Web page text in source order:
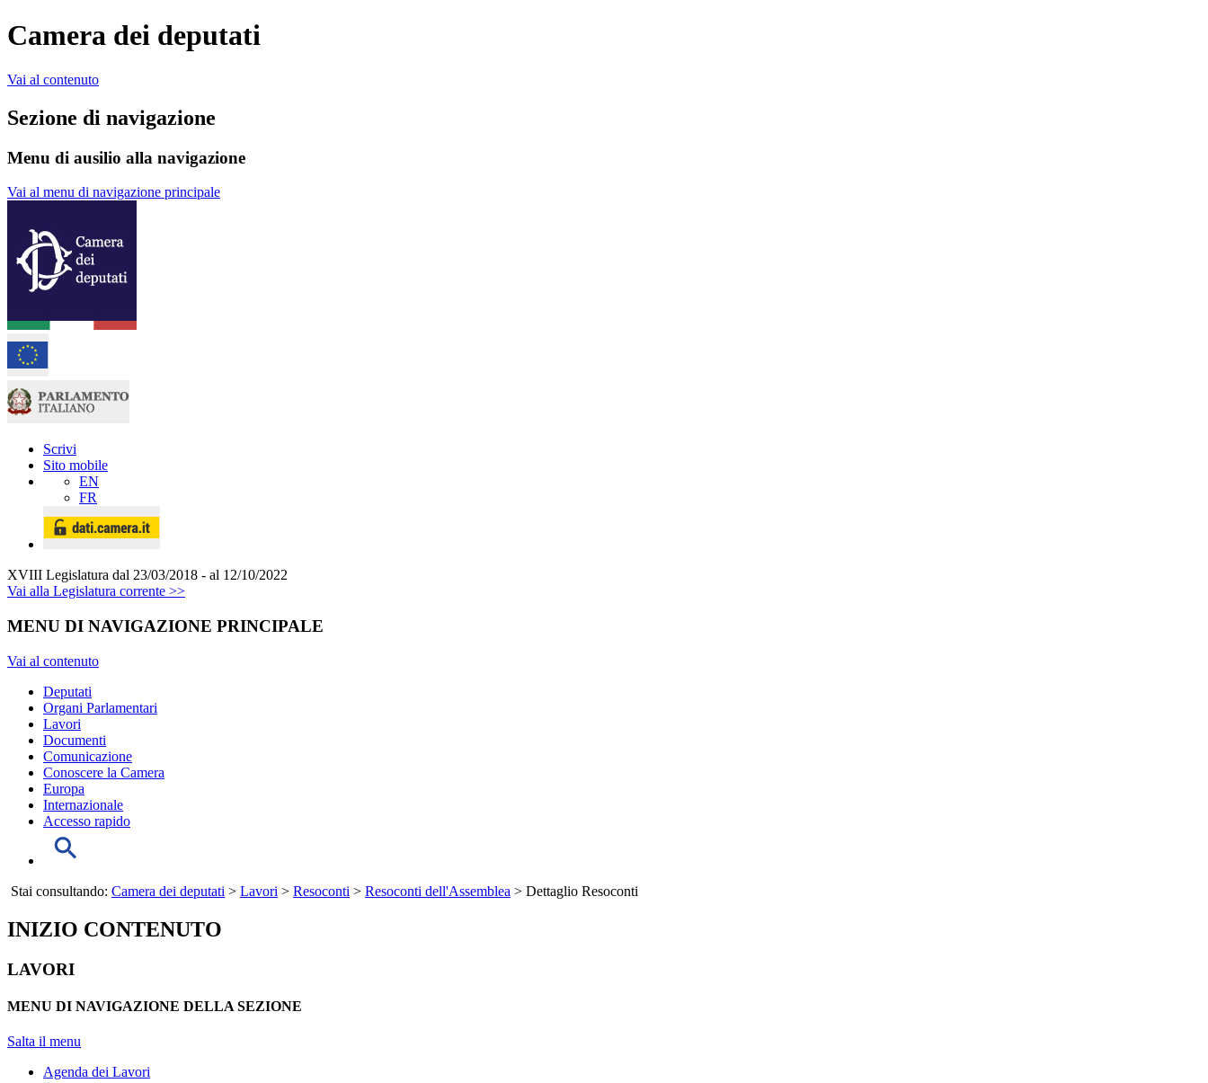
Camera dei deputati
Vai al contenuto
Sezione di navigazione
Menu di ausilio alla navigazione
Vai al menu di navigazione principale
Scrivi
Sito mobile
EN
FR
XVIII Legislatura dal 23/03/2018 - al 12/10/2022
Vai alla Legislatura corrente >>
MENU DI NAVIGAZIONE PRINCIPALE
Vai al contenuto
Deputati
Organi Parlamentari
Lavori
Documenti
Comunicazione
Conoscere la Camera
Europa
Internazionale
Accesso rapido
Stai consultando: Camera dei deputati > Lavori > Resoconti > Resoconti dell'Assemblea > Dettaglio Resoconti
INIZIO CONTENUTO
LAVORI
MENU DI NAVIGAZIONE DELLA SEZIONE
Salta il menu
Agenda dei Lavori